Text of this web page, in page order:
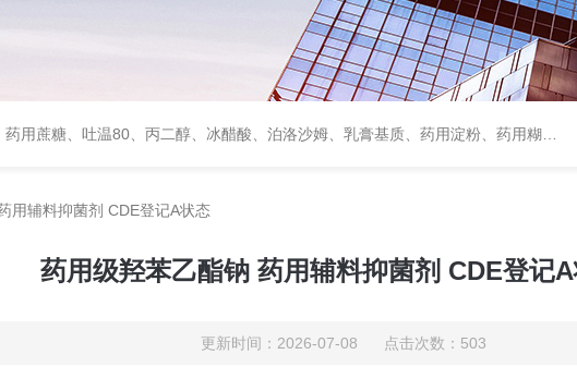
基淀粉钠、羧甲基纤维素钠、可溶性淀粉、甘露醇、羟丙纤维素、羟丙基甲基纤维素、乳糖、交联聚维酮、交联羧甲基纤维素钠、聚乙二醇（PEG）系列、二氧化硅、聚乙烯吡咯烷酮、十八醇、十六醇、预交化淀粉、微晶纤维素、甲基纤维素、乙基纤维素，三氯蔗糖，麝香草酚，药用蜂蜜，
用辅料抑菌剂 CDE登记A状态
药用级羟苯乙酯钠 药用辅料抑菌剂 CDE登记
更新时间：2026-07-08 点击次数：503